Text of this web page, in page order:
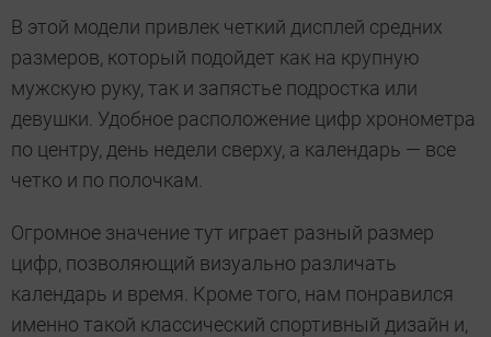
В этой модели привлек четкий дисплей средних
размеров, который подойдет как на крупную
мужскую руку, так и запястье подростка или
девушки. Удобное расположение цифр хронометра
по центру, день недели сверху, а календарь — все
четко и по полочкам.
Огромное значение тут играет разный размер
цифр, позволяющий визуально различать
календарь и время. Кроме того, нам понравился
именно такой классический спортивный дизайн и,